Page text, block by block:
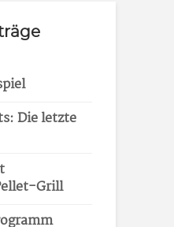
Die letzte
Grill